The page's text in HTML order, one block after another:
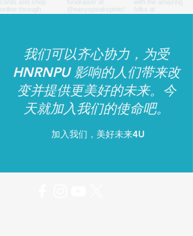
我们可以齐心协力，为受
HNRNPU 影响的人们带来改
变并提供更美好的未来。今
天就加入我们的使命吧。
加入我们，美好未来4U